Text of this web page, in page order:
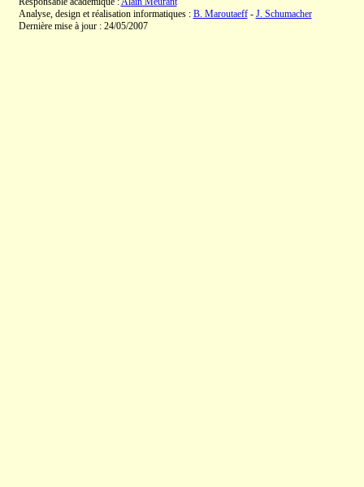
Analyse, design et réalisation informatiques : B. Maroutaeff- J. Schumacher
Dernière mise à jour : 24/05/2007